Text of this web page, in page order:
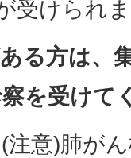
受けられ
ある方は、
を受けて
意)肺が